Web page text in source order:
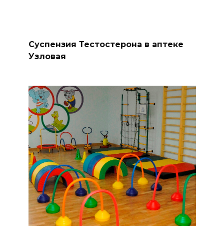
Суспензия Тестостерона в аптеке
Узловая